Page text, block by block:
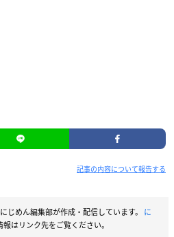
記事の内容について報告する
じめん編集部が作成・配信しています。 に
はリンク先をご覧ください。